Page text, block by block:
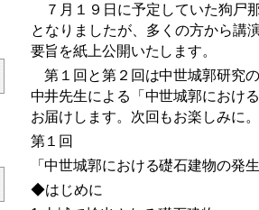
７月１９日に予定していた狗尸
となりましたが、多くの方から講
要旨を紙上公開いたします。
第１回と第２回は中世城郭研究
中井先生による「中世城郭におけ
お届けします。次回もお楽しみに。
第１回
「中世城郭における礎石建物の発
◆はじめに